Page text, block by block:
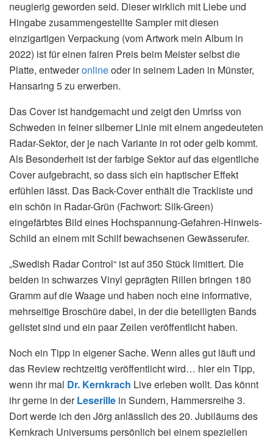
neugierig geworden seid. Dieser wirklich mit Liebe und
Hingabe zusammengestellte Sampler mit diesen
einzigartigen Verpackung (vom Artwork mein Album in
2022) ist für einen fairen Preis beim Meister selbst die
Platte, entwederonlineoder in seinem Laden in Münster,
Hansaring 5 zu erwerben.
Das Cover ist handgemacht und zeigt den Umriss von
Schweden in feiner silberner Linie mit einem angedeuteten
Radar-Sektor, der je nach Variante in rot oder gelb kommt.
Als Besonderheit ist der farbige Sektor auf das eigentliche
Cover aufgebracht, so dass sich ein haptischer Effekt
erfühlen lässt. Das Back-Cover enthält die Trackliste und
ein schön in Radar-Grün (Fachwort: Silk-Green)
eingefärbtes Bild eines Hochspannung-Gefahren-Hinweis-
Schild an einem mit Schilf bewachsenen Gewässerufer.
„Swedish Radar Control“ ist auf 350 Stück limitiert. Die
beiden in schwarzes Vinyl geprägten Rillen bringen 180
Gramm auf die Waage und haben noch eine informative,
mehrseitige Broschüre dabei, in der die beteiligten Bands
gelistet sind und ein paar Zeilen veröffentlicht haben.
Noch ein Tipp in eigener Sache. Wenn alles gut läuft und
das Review rechtzeitig veröffentlicht wird… hier ein Tipp,
wenn ihr mal Dr. Kernkrach Live erleben wollt. Das könnt
ihr gerne in derLeserille in Sundern, Hammersreihe 3.
Dort werde ich den Jörg anlässlich des 20. Jubiläums des
Kernkrach Universums persönlich bei einem speziellen